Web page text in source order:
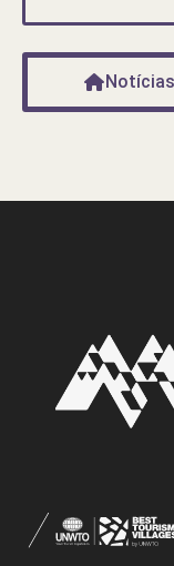
Notícias